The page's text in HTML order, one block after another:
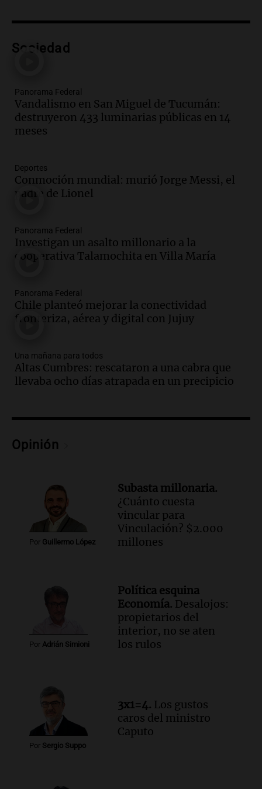
acelera con un 2,9% en julio, según
Episodios
Audio.La justicia niega pedido de
Facundo Moyano para levantar
perimetral sobre Candela Arizaga
Audio.
La inflación en Buenos Aires se
acelera al 2,9% en julio y anticipa datos
oficiales
Episodios
Audio.Vandalismo en San Miguel de
Tucumán: destruyeron 433 luminarias
Episodios
Audio.San Miguel de Tucumán:
vandalismo destruye 433 luminarias
Panorama Federal
Episodios
Audio.Secuestran 28 bultos de
Panorama Federal
Episodios
Panorama Federal
Episodios
Audio.
Detienen a Sergio Fárez por
abuso sexual: juicio programado para
Audio.Familiares de Lautaro Britos
convocan marcha por justicia tras su
trágica muerte en Villa Mercedes
Panorama Federal
Episodios
suministro de agua en San Luis
Panorama Federal
Episodios
Sociedad
Panorama Federal
Vandalismo en San Miguel de Tucumán:
destruyeron 433 luminarias públicas en 14
meses
Deportes
Conmoción mundial: murió Jorge Messi, el
padre de Lionel
Panorama Federal
Investigan un asalto millonario a la
cooperativa Talamochita en Villa María
Panorama Federal
Chile planteó mejorar la conectividad
fronteriza, aérea y digital con Jujuy
Una mañana para todos
Altas Cumbres: rescataron a una cabra que
llevaba ocho días atrapada en un precipicio
Opinión
Por Guillermo López
Subasta millonaria.
¿Cuánto cuesta
vincular para
Vinculación? $2.000
millones
Por Adrián Simioni
Política esquina
Economía. Desalojos:
propietarios del
interior, no se aten
los rulos
Por Sergio Suppo
3x1=4. Los gustos
caros del ministro
Caputo